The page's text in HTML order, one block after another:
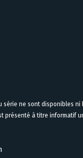
série ne sont disponibles ni
présenté à titre informatif